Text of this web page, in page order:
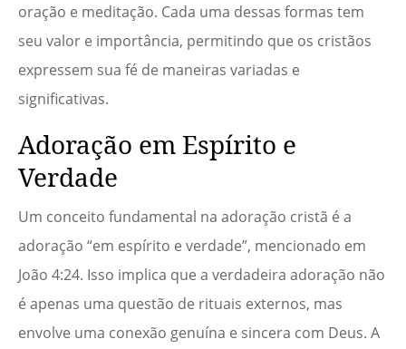
oração e meditação. Cada uma dessas formas tem
seu valor e importância, permitindo que os cristãos
expressem sua fé de maneiras variadas e
significativas.
Adoração em Espírito e
Verdade
Um conceito fundamental na adoração cristã é a
adoração “em espírito e verdade”, mencionado em
João 4:24. Isso implica que a verdadeira adoração não
é apenas uma questão de rituais externos, mas
envolve uma conexão genuína e sincera com Deus. A